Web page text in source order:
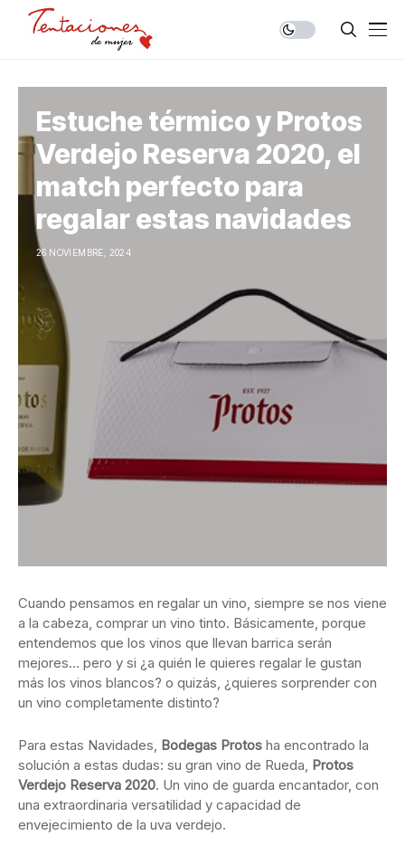
Estuche térmico y Protos
Verdejo Reserva 2020, el
match perfecto para
regalar estas navidades
26 NOVIEMBRE, 2024
Cuando pensamos en regalar un vino, siempre se nos viene
a la cabeza, comprar un vino tinto. Básicamente, porque
entendemos que los vinos que llevan barrica serán
mejores… pero y si ¿a quién le quieres regalar le gustan
más los vinos blancos? o quizás, ¿quieres sorprender con
un vino completamente distinto?
Para estas Navidades, Bodegas Protos ha encontrado la
solución a estas dudas: su gran vino de Rueda, Protos
Verdejo Reserva 2020. Un vino de guarda encantador, con
una extraordinaria versatilidad y capacidad de
envejecimiento de la uva verdejo.